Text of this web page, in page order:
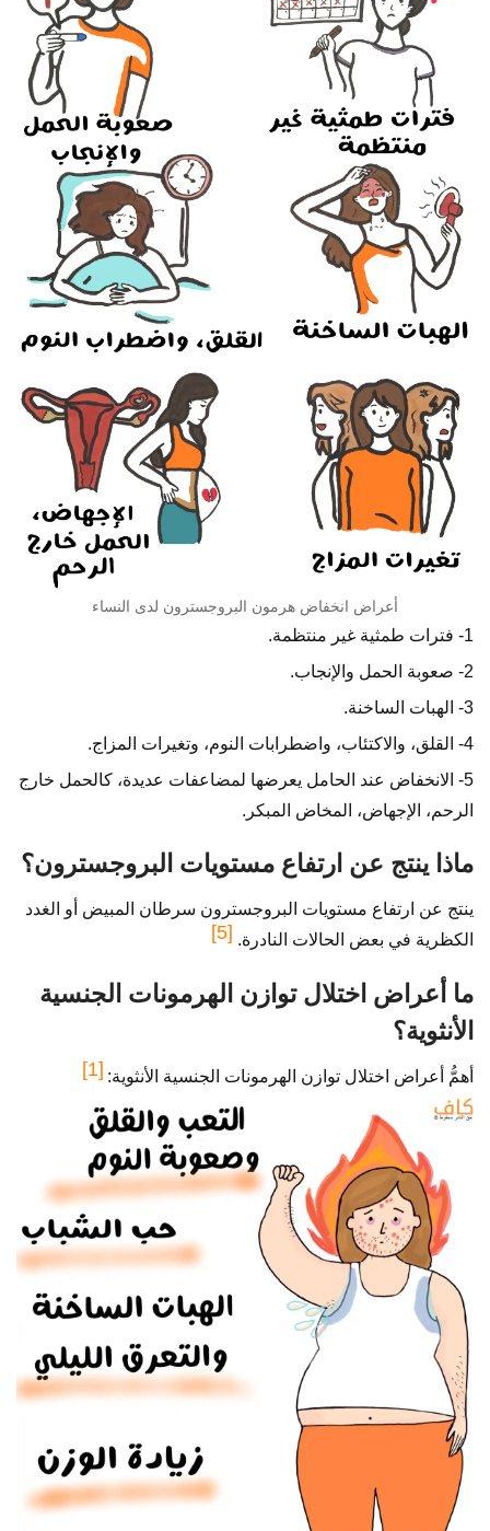
أعراض انخفاض هرمون البروجسترون لدى النساء
1- فترات طمثية غير منتظمة.
2- صعوبة الحمل والإنجاب.
3- الهبات الساخنة.
4- القلق، والاكتئاب، واضطرابات النوم، وتغيرات المزاج.
5- الانخفاض عند الحامل يعرضها لمضاعفات عديدة، كالحمل خارج
الرحم، الإجهاض، المخاض المبكر.
ماذا ينتج عن ارتفاع مستويات البروجسترون؟
ينتج عن ارتفاع مستويات البروجسترون سرطان المبيض أو الغدد
الكظرية في بعض الحالات النادرة. [5]
ما أعراض اختلال توازن الهرمونات الجنسية
الأنثوية؟
أهمُّ أعراض اختلال توازن الهرمونات الجنسية الأنثوية: [1]